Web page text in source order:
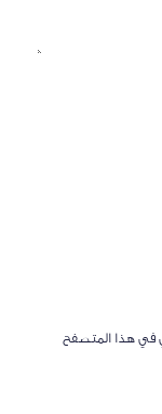
في هذا المتصفح